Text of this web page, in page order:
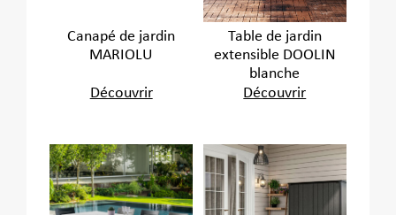
Canapé de jardin
MARIOLU
Découvrir
Table de jardin
extensible DOOLIN
blanche
Découvrir